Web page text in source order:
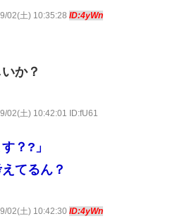
02(土) 10:35:28 ID:4yWn
か？
02(土) 10:42:01 ID:fU61
？?」
てるん？
02(土) 10:42:30 ID:4yWn